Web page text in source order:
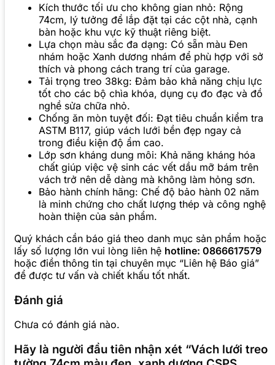
Kích thước tối ưu cho không gian nhỏ: Rộng
74cm, lý tưởng để lắp đặt tại các cột nhà, cạnh
bàn hoặc khu vực kỹ thuật riêng biệt.
Lựa chọn màu sắc đa dạng: Có sẵn màu Đen
nhám hoặc Xanh dương nhám để phù hợp với sở
thích và phong cách trang trí của garage.
Tải trọng treo 38kg: Đảm bảo khả năng chịu lực
tốt cho các bộ chìa khóa, dụng cụ đo đạc và đồ
nghề sửa chữa nhỏ.
Chống ăn mòn tuyệt đối: Đạt tiêu chuẩn kiểm tra
ASTM B117, giúp vách lưới bền đẹp ngay cả
trong điều kiện độ ẩm cao.
Lớp sơn kháng dung môi: Khả năng kháng hóa
chất giúp việc vệ sinh các vết dầu mỡ bám trên
vách trở nên dễ dàng mà không làm hỏng sơn.
Bảo hành chính hãng: Chế độ bảo hành 02 năm
là minh chứng cho chất lượng thép và công nghệ
hoàn thiện của sản phẩm.
Quý khách cần báo giá theo danh mục sản phẩm hoặc
lấy số lượng lớn vui lòng liên hệ hotline: 0866617579
hoặc điền thông tin tại chuyên mục “Liên hệ Báo giá”
để được tư vấn và chiết khấu tốt nhất.
Đánh giá
Chưa có đánh giá nào.
Hãy là người đầu tiên nhận xét “Vách lưới treo